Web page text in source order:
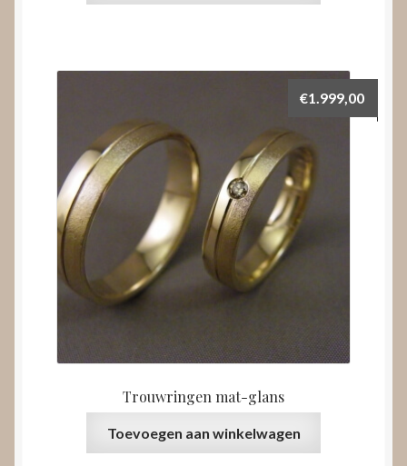
Trouwringen mat-glans
€1.999,00
Toevoegen aan winkelwagen